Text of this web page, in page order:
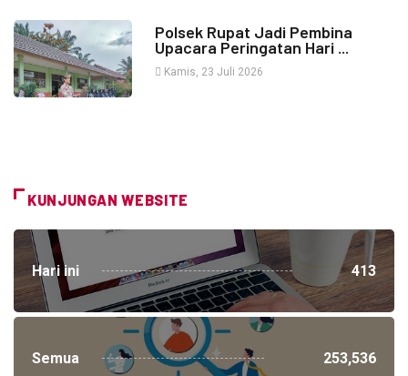
Polsek Rupat Jadi Pembina
Upacara Peringatan Hari ...
Kamis, 23 Juli 2026
KUNJUNGAN WEBSITE
Hari ini 413
Semua 253,536